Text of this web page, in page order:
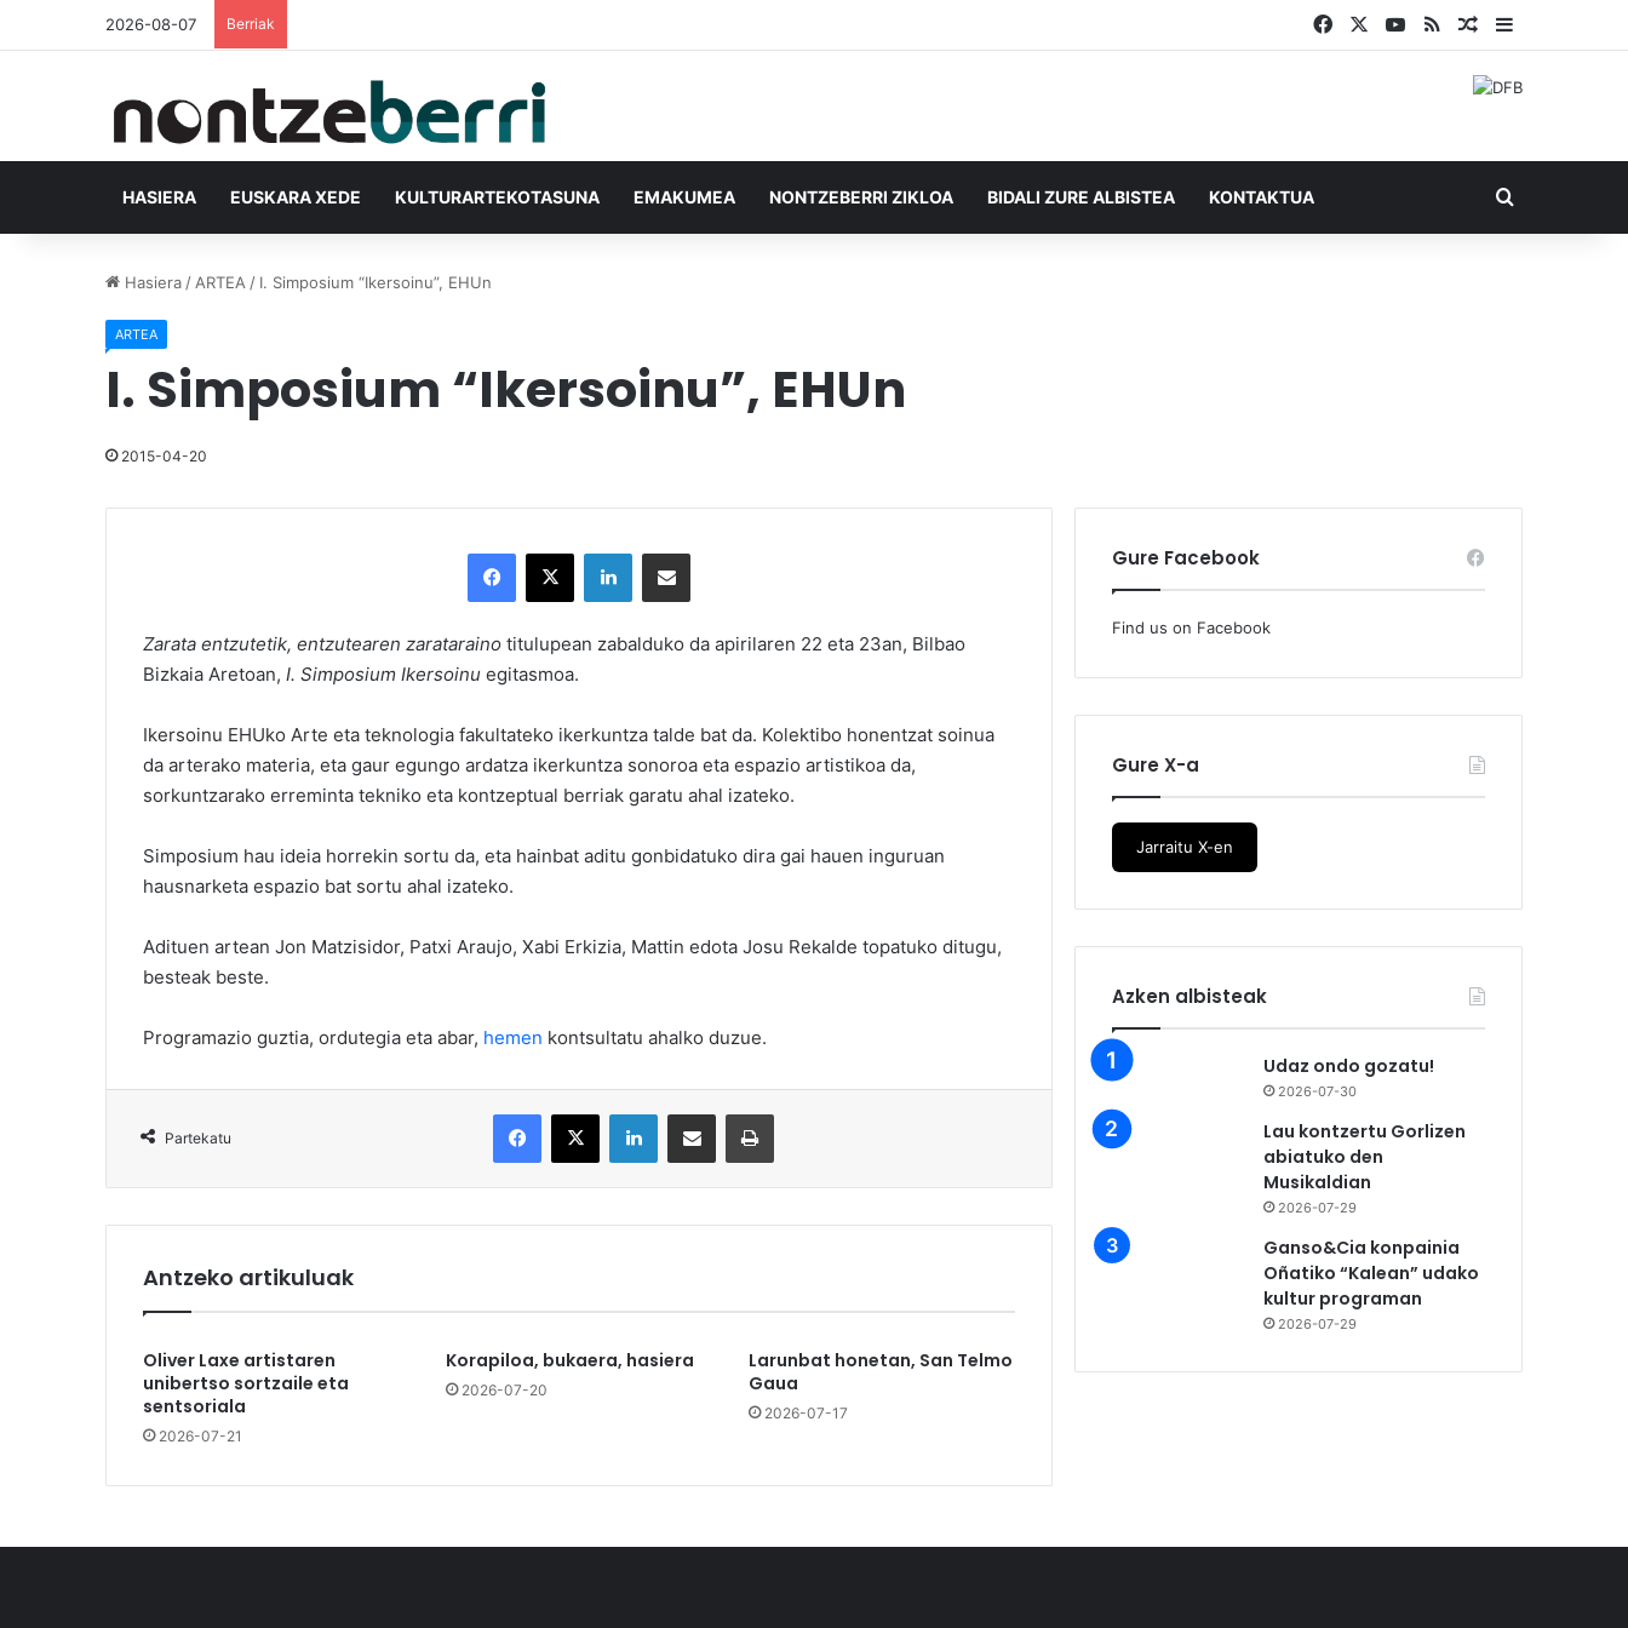
2026-08-07 Berriak Facebook YouTube
RSS Ausazko
HASIERA EUSKARA XEDE KULTURARTEKOTASUNA EMAKUMEA NONTZEBERRI ZIKLOA BIDALI ZURE ALBISTEA KONTAKTUA
Hasiera / ARTEA / I. Simposium “Ikersoinu”, EHUn
ARTEA
I. Simposium “Ikersoinu”, EHUn
2015-04-20
Zarata entzutetik, entzutearen zarataraino titulupean zabalduko da apirilaren 22 eta 23an, Bilbao
Bizkaia Aretoan, I. Simposium Ikersoinu egitasmoa.
Ikersoinu EHUko Arte eta teknologia fakultateko ikerkuntza talde bat da. Kolektibo honentzat soinua
da arterako materia, eta gaur egungo ardatza ikerkuntza sonoroa eta espazio artistikoa da,
sorkuntzarako erreminta tekniko eta kontzeptual berriak garatu ahal izateko.
Simposium hau ideia horrekin sortu da, eta hainbat aditu gonbidatuko dira gai hauen inguruan
hausnarketa espazio bat sortu ahal izateko.
Adituen artean Jon Matzisidor, Patxi Araujo, Xabi Erkizia, Mattin edota Josu Rekalde topatuko ditugu,
besteak beste.
Programazio guztia, ordutegia eta abar, hemen kontsultatu ahalko duzue.
Partekatu
Antzeko artikuluak
Oliver Laxe artistaren
unibertso sortzaile eta
sentsoriala
2026-07-21
Korapiloa, bukaera, hasiera
2026-07-20
Larunbat honetan, San Telmo
Gaua
2026-07-17
Gure Facebook
Find us on Facebook
Gure X-a
Jarraitu X-en
Azken albisteak
Udaz ondo gozatu!
2026-07-30
Lau kontzertu Gorlizen
abiatuko den
Musikaldian
2026-07-29
Ganso&Cia konpainia
Oñatiko “Kalean” udako
kultur programan
2026-07-29